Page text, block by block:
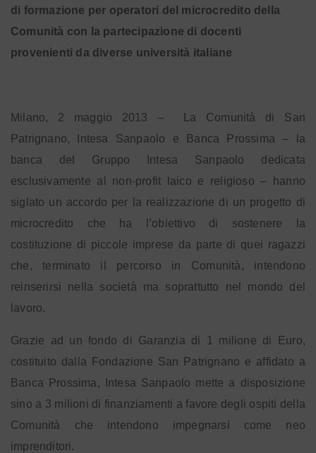
di formazione per operatori del microcredito della
Comunità con la partecipazione di docenti
provenienti da diverse università italiane
Milano, 2 maggio 2013 –
La Comunità di San
Patrignano, Intesa Sanpaolo e Banca Prossima – la
banca del Gruppo Intesa Sanpaolo dedicata
esclusivamente al non-profit laico e religioso – hanno
siglato un accordo per la realizzazione di un progetto di
microcredito che ha l’obiettivo di sostenere la
costituzione di piccole imprese da parte di quei ragazzi
che, terminato il percorso in Comunità, intendono
reinserirsi nella società ma soprattutto nel mondo del
lavoro.
Grazie ad un fondo di Garanzia di 1 milione di Euro,
costituito dalla Fondazione San Patrignano e affidato a
Banca Prossima, Intesa Sanpaolo mette a disposizione
sino a 3 milioni di finanziamenti a favore degli ospiti della
Comunità che intendono impegnarsi come neo
imprenditori.